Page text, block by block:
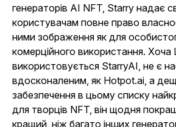
генераторів AI NFT, Starry надає
користувачам повне право
ними зображення як для
комерційного використання.
використовується StarryAI, не є
вдосконаленим, як Hotpot.ai, а
забезпечення в цьому списку
для творців NFT, він щодня
кращий, ніж багато інших